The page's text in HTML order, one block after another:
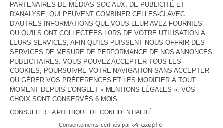
GUIDE DES TAILLES
Livraison estiméeentre le mercredi 12 août et le vendredi 14
août
AJOUTER AU PANIER
DESCRIPTION
TAILLE ET COUPE
COMPOSITION
ENTRETIEN